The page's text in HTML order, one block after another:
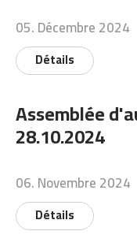
05. Décembre 2024
Détails
Assemblée
28.10.2024
06. Novembre 2024
Détails